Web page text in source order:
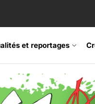
et reportages
– vernissage 21 mai